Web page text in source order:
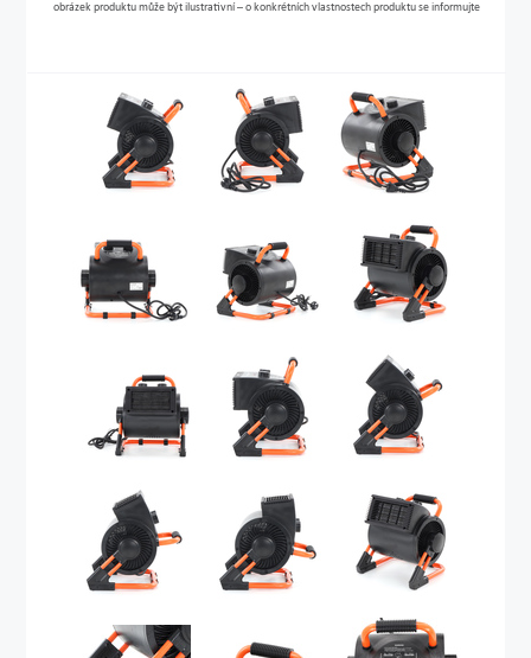
obrázek produktu může být ilustrativní – o konkrétních vlastnostech produktu se informujte